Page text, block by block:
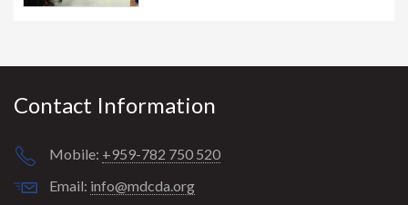
Contact Information
Mobile: +959-782 750 520
Email: info@mdcda.org